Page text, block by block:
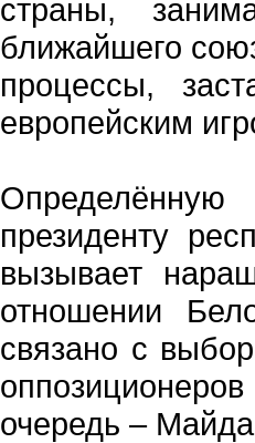
страны,
ближайшего
процессы,
европейским
Определённую
президенту
вызывает
отношении
связано с
очередь –